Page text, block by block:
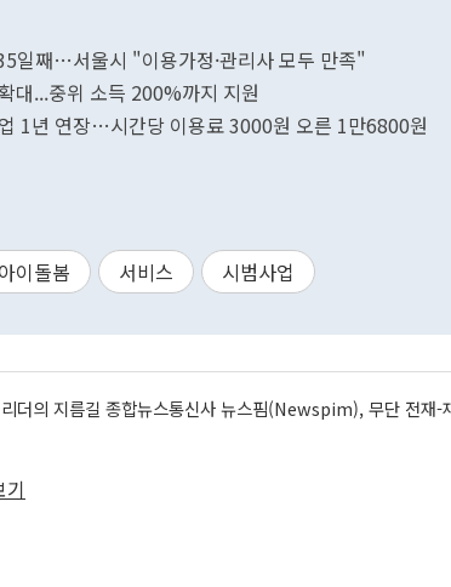
일째…서울시 "이용가정·관리사 모두 만족"
대...중위 소득 200%까지 지원
1년 연장…시간당 이용료 3000원 오른 1만6800원
아이돌봄 서비스 시범사업
더의 지름길 종합뉴스통신사 뉴스핌(Newspim), 무단 전재-
기